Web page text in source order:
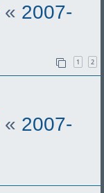
« 2007-
1 2
« 2007-